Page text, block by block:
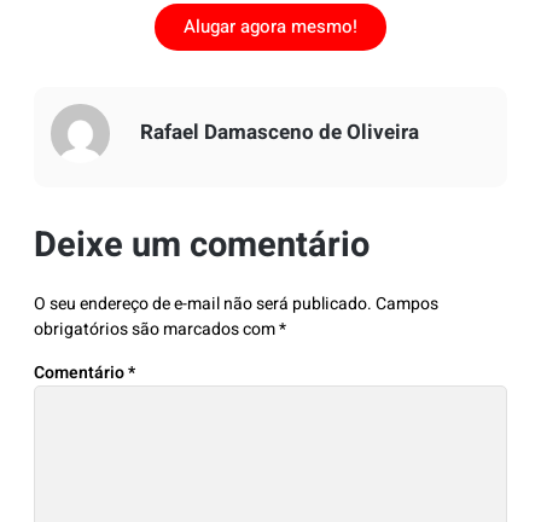
Alugar agora mesmo!
Rafael Damasceno de Oliveira
Deixe um comentário
O seu endereço de e-mail não será publicado.Campos
obrigatórios são marcados com*
Comentário*